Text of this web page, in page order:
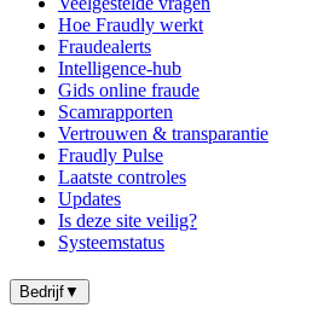
Hoe Fraudly werkt
Fraudealerts
Intelligence-hub
Gids online fraude
Scamrapporten
Vertrouwen & transparantie
Fraudly Pulse
Laatste controles
Updates
Is deze site veilig?
Systeemstatus
Bedrijf▼